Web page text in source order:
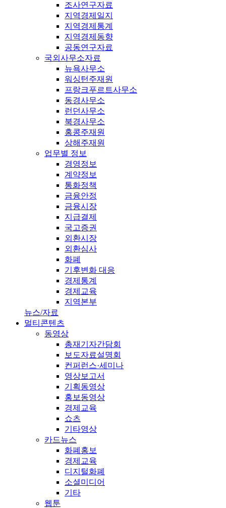
조사연구자료
지역경제일지
지역경제통계
지역경제동향
공동연구자료
국외사무소자료
뉴욕사무소
워싱턴주재원
프랑크푸르트사무소
동경사무소
런던사무소
북경사무소
홍콩주재원
상해주재원
업무별 정보
경영정보
계약정보
통화정책
금융안정
금융시장
지급결제
국고증권
외환시장
외환심사
화폐
기후변화 대응
경제통계
경제교육
지역본부
뉴스/자료
멀티콘텐츠
동영상
총재기자간담회
보도자료설명회
컨퍼런스·세미나
영상보고서
기획동영상
홍보동영상
경제교육
쇼츠
기타영상
카드뉴스
화폐홍보
경제교육
디지털화폐
소셜미디어
기타
웹툰